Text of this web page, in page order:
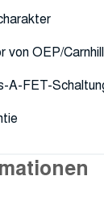
von OEP/
A-FET-